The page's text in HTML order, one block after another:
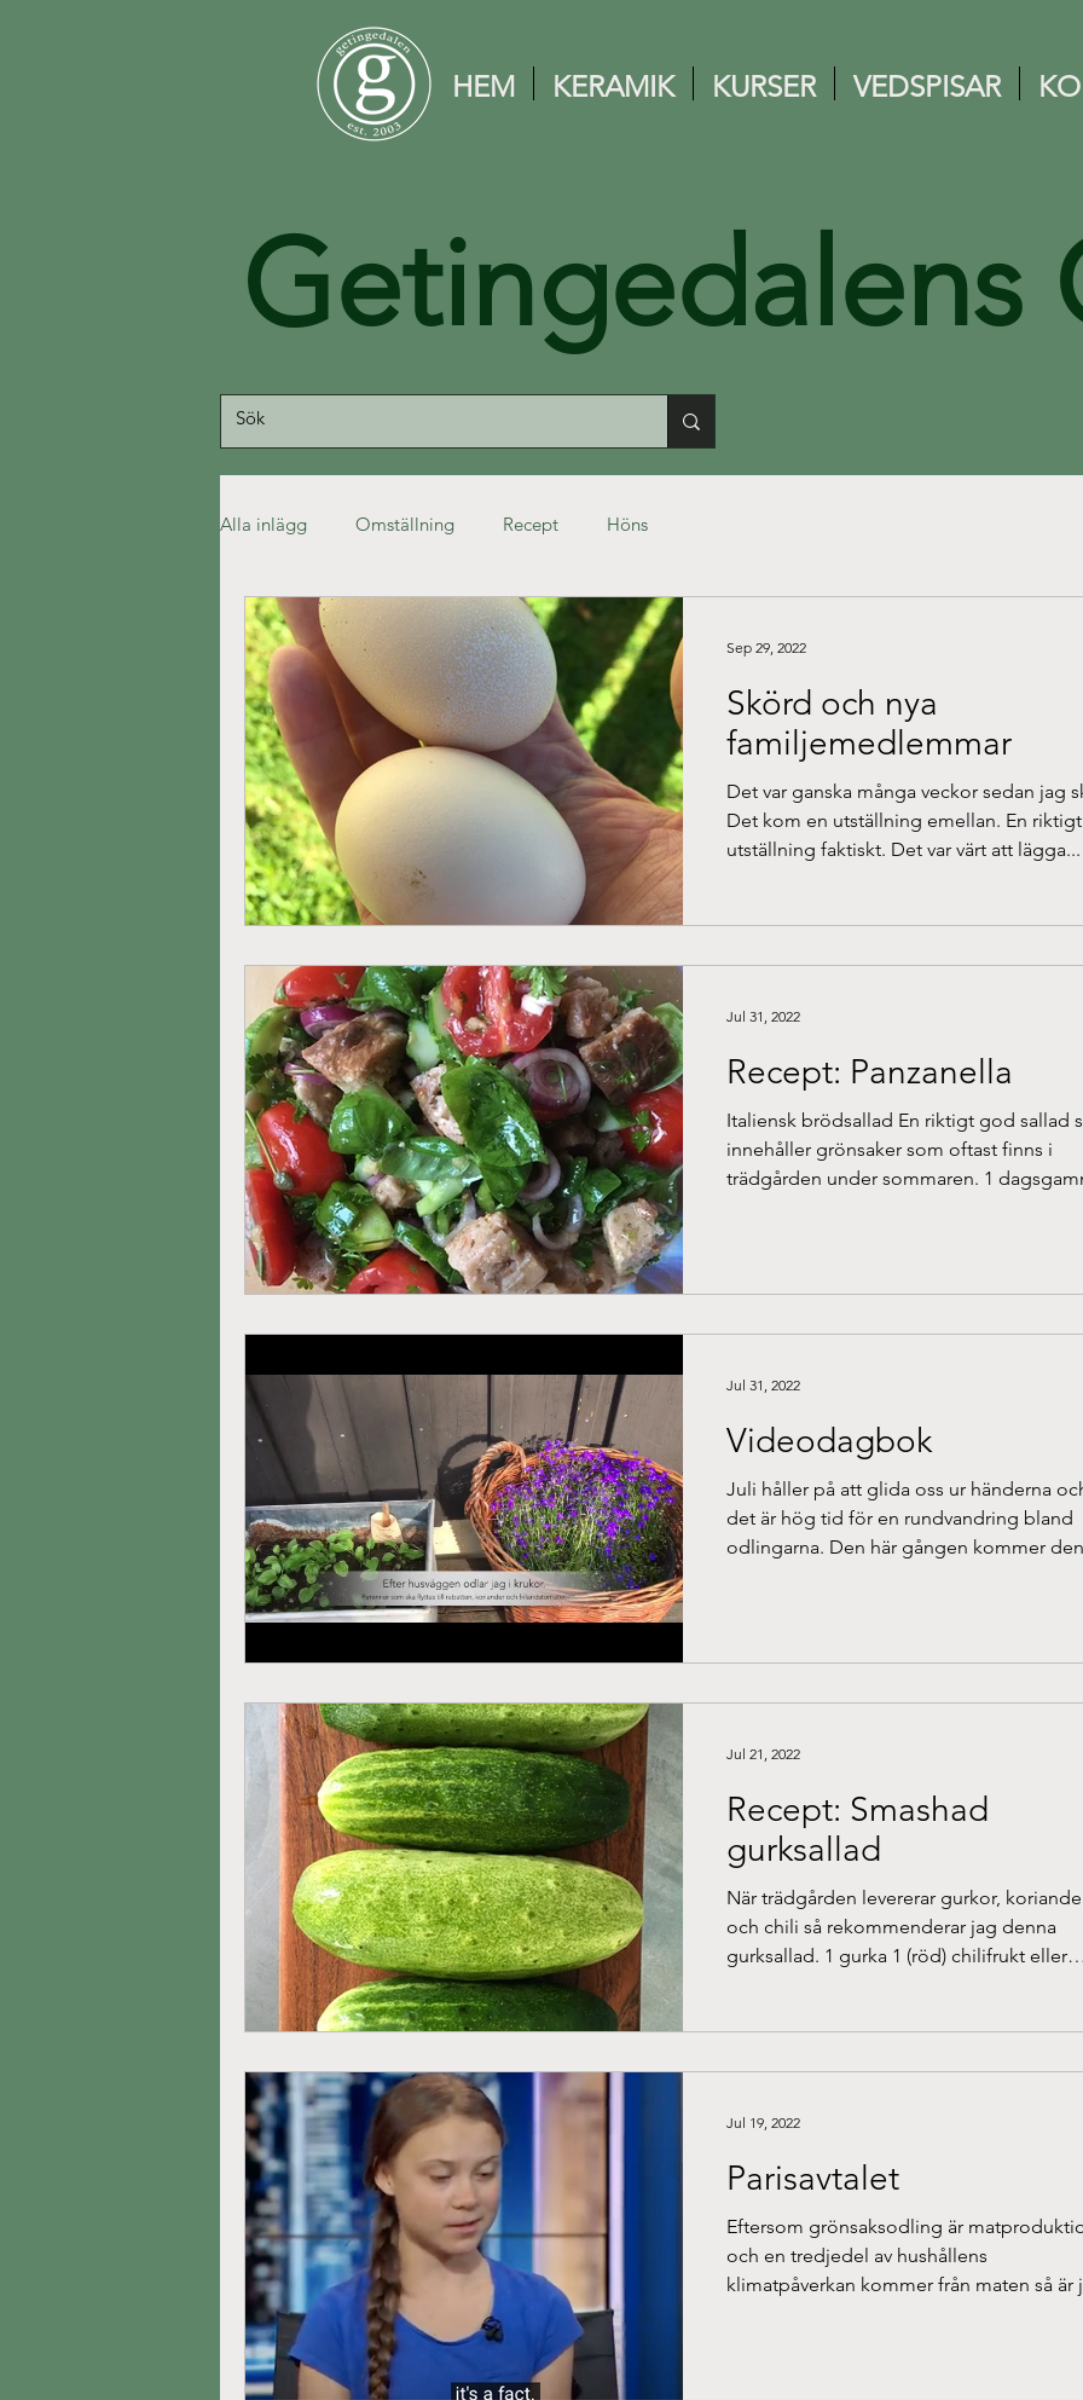
HEM KERAMIK KURSER VEDSPISAR
Getingedalens
Alla inlägg Omställning Recept Höns
Skörd och nya
familjemedlemmar
Det var ganska många veckor sedan jag
Det kom en utställning emellan. En
utställning faktiskt. Det var värt att lägga...
Sep 29, 2022
Recept: Panzanella
Italiensk brödsallad En riktigt god sallad
innehåller grönsaker som oftast finns i
trädgården under sommaren. 1
Jul 31, 2022
Videodagbok
Juli håller på att glida oss ur händerna
det är hög tid för en rundvandring bland
odlingarna. Den här gången kommer den
Jul 31, 2022
Recept: Smashad
gurksallad
När trädgården levererar gurkor,
och chili så rekommenderar jag denna
gurksallad. 1 gurka 1 (röd) chilifrukt eller
Jul 21, 2022
Parisavtalet
Eftersom grönsaksodling är
och en tredjedel av hushållens
klimatpåverkan kommer från maten så är
Jul 19, 2022